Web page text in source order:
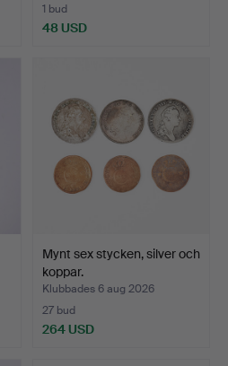
1 bud
48 USD
Mynt sex stycken, silver och
koppar.
Klubbades 6 aug 2026
27 bud
264 USD